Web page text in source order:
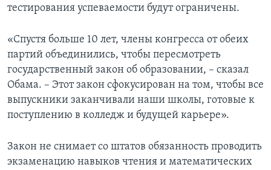
тестирования успеваемости будут ограничены.
«Спустя больше 10 лет, члены конгресса от обеих
партий объединились, чтобы пересмотреть
государственный закон об образовании, – сказал
Обама. – Этот закон сфокусирован на том, чтобы все
выпускники заканчивали наши школы, готовые к
поступлению в колледж и будущей карьере».
Закон не снимает со штатов обязанность проводить
экзаменацию навыков чтения и математических